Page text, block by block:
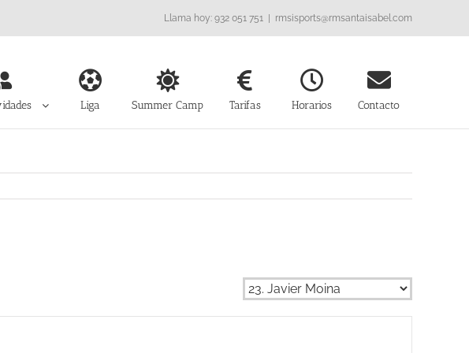
Llama hoy: 932 051 751 | rmsisports@rmsantaisabel.com
Liga Summer Camp Tarifas Horarios Contacto